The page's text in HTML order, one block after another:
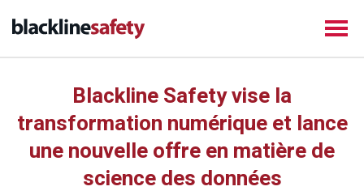
Blackline Safety vise la
transformation numérique et lance
une nouvelle offre en matière de
science des données